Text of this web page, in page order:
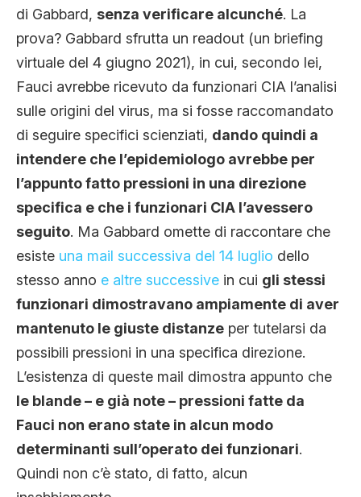
di Gabbard, senza verificare alcunché. La
prova? Gabbard sfrutta un readout (un briefing
virtuale del 4 giugno 2021), in cui, secondo lei,
Fauci avrebbe ricevuto da funzionari CIA l’analisi
sulle origini del virus, ma si fosse raccomandato
di seguire specifici scienziati, dando quindi a
intendere che l’epidemiologo avrebbe per
l’appunto fatto pressioni in una direzione
specifica e che i funzionari CIA l’avessero
seguito. Ma Gabbard omette di raccontare che
esiste una mail successiva del 14 luglio dello
stesso anno e altre successive in cui gli stessi
funzionari dimostravano ampiamente di aver
mantenuto le giuste distanze per tutelarsi da
possibili pressioni in una specifica direzione.
L’esistenza di queste mail dimostra appunto che
le blande – e già note – pressioni fatte da
Fauci non erano state in alcun modo
determinanti sull’operato dei funzionari.
Quindi non c’è stato, di fatto, alcun